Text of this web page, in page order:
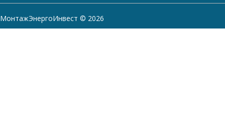
МонтажЭнергоИнвест © 2026